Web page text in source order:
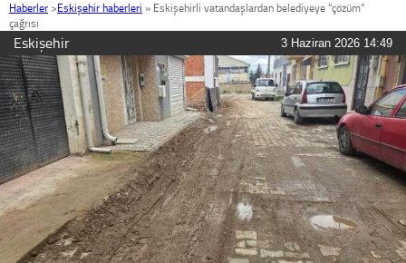
Haberler >Eskişehir haberleri » Eskişehirli vatandaşlardan belediyeye “çözüm”
çağrısı
Eskişehir 3 Haziran 2026 14:49